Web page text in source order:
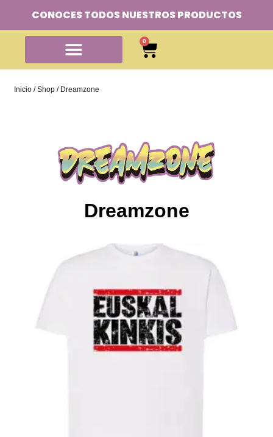
CONOCES TODOS NUESTROS PRODUCTOS
0
Inicio /Shop / Dreamzone
Dreamzone